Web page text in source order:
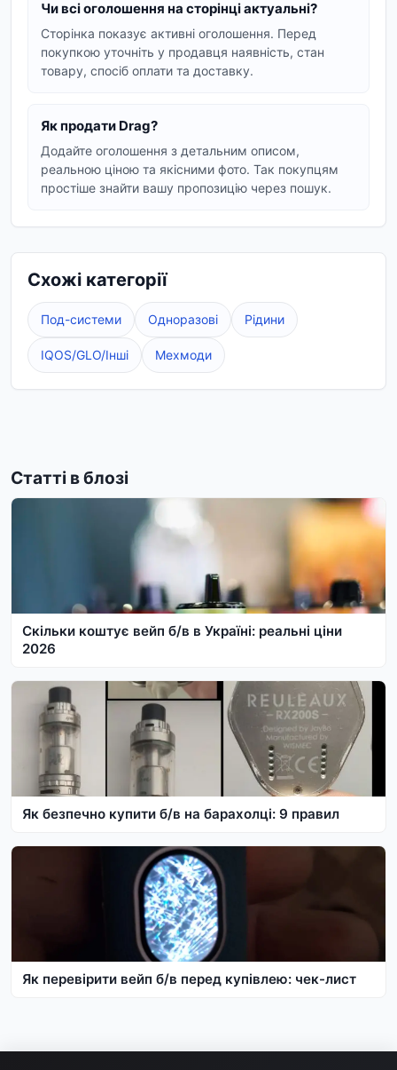
Чи всі оголошення на сторінці актуальні?
Сторінка показує активні оголошення. Перед
покупкою уточніть у продавця наявність, стан
товару, спосіб оплати та доставку.
Як продати Drag?
Додайте оголошення з детальним описом,
реальною ціною та якісними фото. Так покупцям
простіше знайти вашу пропозицію через пошук.
Схожі категорії
Под-системи Одноразові Рідини
IQOS/GLO/Інші Мехмоди
Статті в блозі
Скільки коштує вейп б/в в Україні: реальні ціни
2026
Як безпечно купити б/в на барахолці: 9 правил
Як перевірити вейп б/в перед купівлею: чек-лист